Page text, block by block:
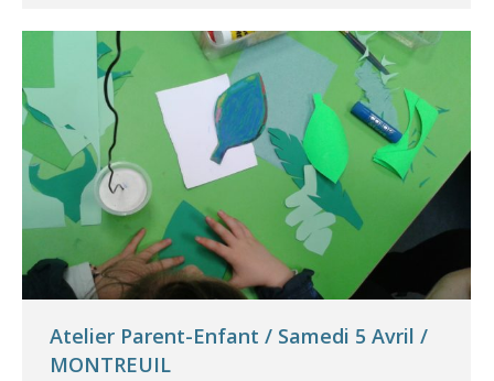
Atelier Parent-Enfant / Samedi 5 Avril /
MONTREUIL